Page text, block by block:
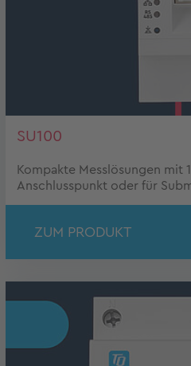
SU100
Kompakte Messlösungen mit
Anschlusspunkt oder für
ZUM PRODUKT